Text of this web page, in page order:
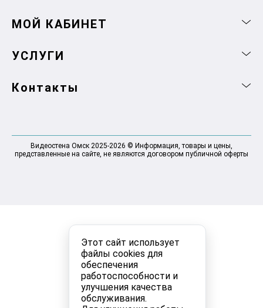
Этот сайт использует
файлы cookies для
обеспечения
работоспособности и
улучшения качества
обслуживания.
МОЙ КАБИНЕТ
УСЛУГИ
Контакты
Видеостена Омск 2025-2026 © Информация, товары и цены,
представленные на сайте, не являются договором публичной оферты